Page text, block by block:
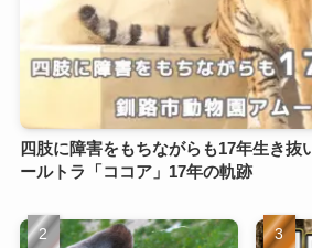
四肢に障害をもちながらも17年生き抜
ールトラ「ココア」17年の軌跡